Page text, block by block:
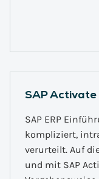
SAP Activate
SAP ERP
kompliziert,
verurteilt. Auf
und mit SAP